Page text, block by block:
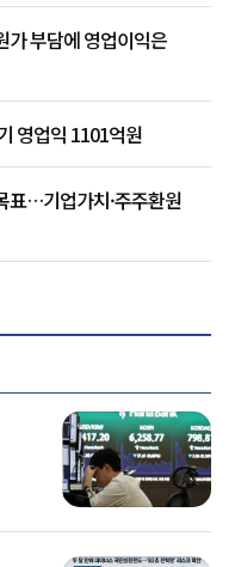
부담에 영업이익은
영업익 1101억원
표…기업가치·주주환원